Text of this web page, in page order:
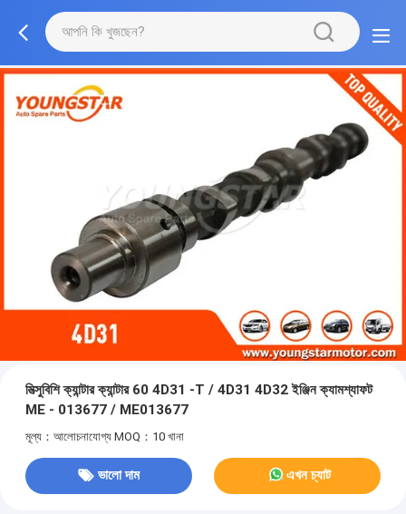
মিত্সুবিশি ক্যান্টার ক্যান্টার 60 4D31 -T / 4D31 4D32 ইঞ্জিন ক্যামশ্যাফট
ME - 013677 / ME013677
মূল্য：আলোচনাযোগ্য MOQ：10 খানা
ভালো দাম এখন চ্যাট